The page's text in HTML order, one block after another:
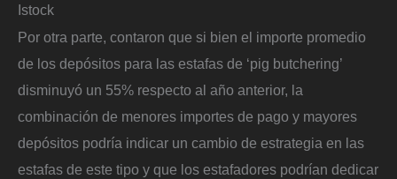
Istock
Por otra parte, contaron que si bien el importe promedio
de los depósitos para las estafas de ‘pig butchering’
disminuyó un 55% respecto al año anterior, la
combinación de menores importes de pago y mayores
depósitos podría indicar un cambio de estrategia en las
estafas de este tipo y que los estafadores podrían dedicar